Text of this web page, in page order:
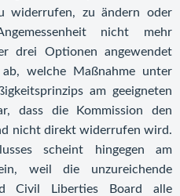
widerrufen, zu ändern oder
nicht mehr
drei Optionen angewendet
welche Maßnahme unter
am geeigneten
dass die Kommission den
nicht direkt widerrufen wird.
scheint hingegen am
weil die unzureichende
Civil Liberties Board alle